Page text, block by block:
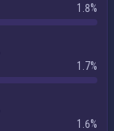
1.8%
1.7%
1.6%